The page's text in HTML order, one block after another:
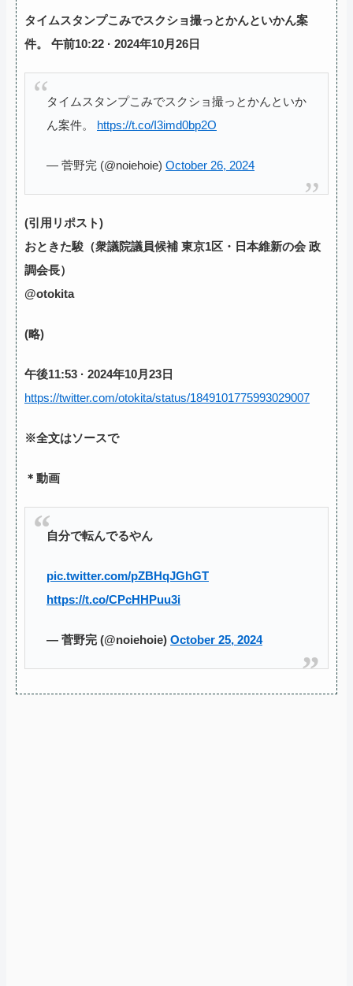
タイムスタンプこみでスクショ撮っとかんといかん案
件。 午前10:22 · 2024年10月26日
タイムスタンプこみでスクショ撮っとかんといか
ん案件。 https://t.co/I3imd0bp2O
— 菅野完 (@noiehoie) October 26, 2024
(引用リポスト)
おときた駿（衆議院議員候補 東京1区・日本維新の会 政
調会長）
@otokita
(略)
午後11:53 · 2024年10月23日
https://twitter.com/otokita/status/1849101775993029007
※全文はソースで
＊動画
自分で転んでるやん
pic.twitter.com/pZBHqJGhGT
https://t.co/CPcHHPuu3i
— 菅野完 (@noiehoie) October 25, 2024